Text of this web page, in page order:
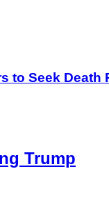
to Seek Death
Trump